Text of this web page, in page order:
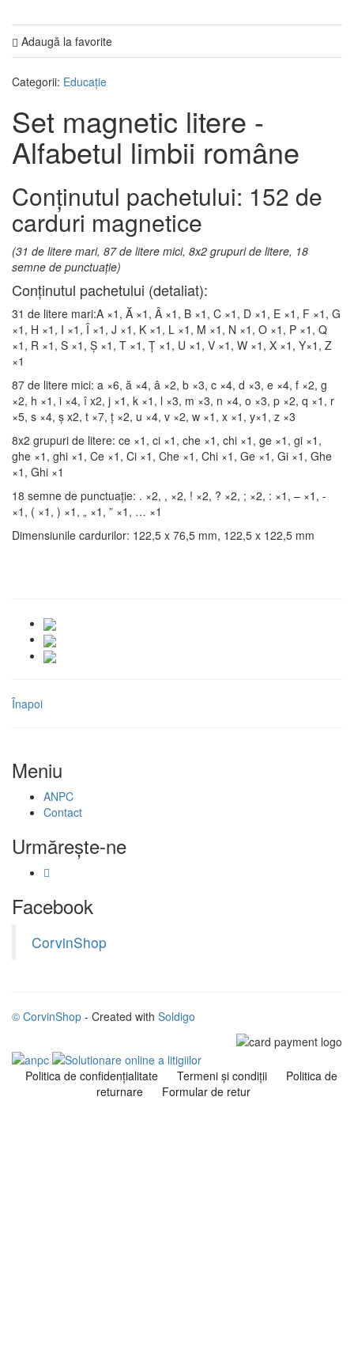
Adaugă la favorite
Categorii: Educaţie
Set magnetic litere -
Alfabetul limbii române
Conţinutul pachetului: 152 de
carduri magnetice
(31 de litere mari, 87 de litere mici, 8x2 grupuri de litere, 18
semne de punctuaţie)
Conţinutul pachetului (detaliat):
31 de litere mari:A ×1, Ă ×1, Â ×1, B ×1, C ×1, D ×1, E ×1, F ×1, G
×1, H ×1, I ×1, Î ×1, J ×1, K ×1, L ×1, M ×1, N ×1, O ×1, P ×1, Q
×1, R ×1, S ×1, Ş ×1, T ×1, Ţ ×1, U ×1, V ×1, W ×1, X ×1, Y×1, Z
×1
87 de litere mici: a ×6, ă ×4, â ×2, b ×3, c ×4, d ×3, e ×4, f ×2, g
×2, h ×1, i ×4, î x2, j ×1, k ×1, l ×3, m ×3, n ×4, o ×3, p ×2, q ×1, r
×5, s ×4, ş x2, t ×7, ţ ×2, u ×4, v ×2, w ×1, x ×1, y×1, z ×3
8x2 grupuri de litere: ce ×1, ci ×1, che ×1, chi ×1, ge ×1, gi ×1,
ghe ×1, ghi ×1, Ce ×1, Ci ×1, Che ×1, Chi ×1, Ge ×1, Gi ×1, Ghe
×1, Ghi ×1
18 semne de punctuaţie: . ×2, , ×2, ! ×2, ? ×2, ; ×2, : ×1, – ×1, -
×1, ( ×1, ) ×1, „ ×1, ” ×1, … ×1
Dimensiunile cardurilor: 122,5 x 76,5 mm, 122,5 x 122,5 mm
Înapoi
Meniu
ANPC
Contact
Urmăreşte-ne
Facebook
CorvinShop
© CorvinShop - Created with Soldigo
Politica de confidenţialitate Termeni şi condiţii
Politica de
returnare
Formular de retur